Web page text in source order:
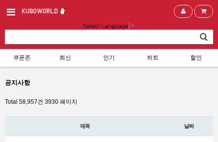
Select Language ▼
쿠폰존 최신 인기 히트 할인
공지사항
Total 58,957건 3930 페이지
제목 날짜